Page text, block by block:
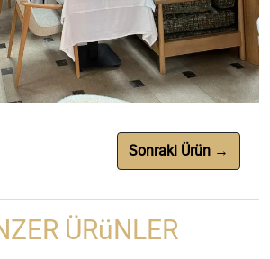
Sonraki Ürün →
ÜRüNLER